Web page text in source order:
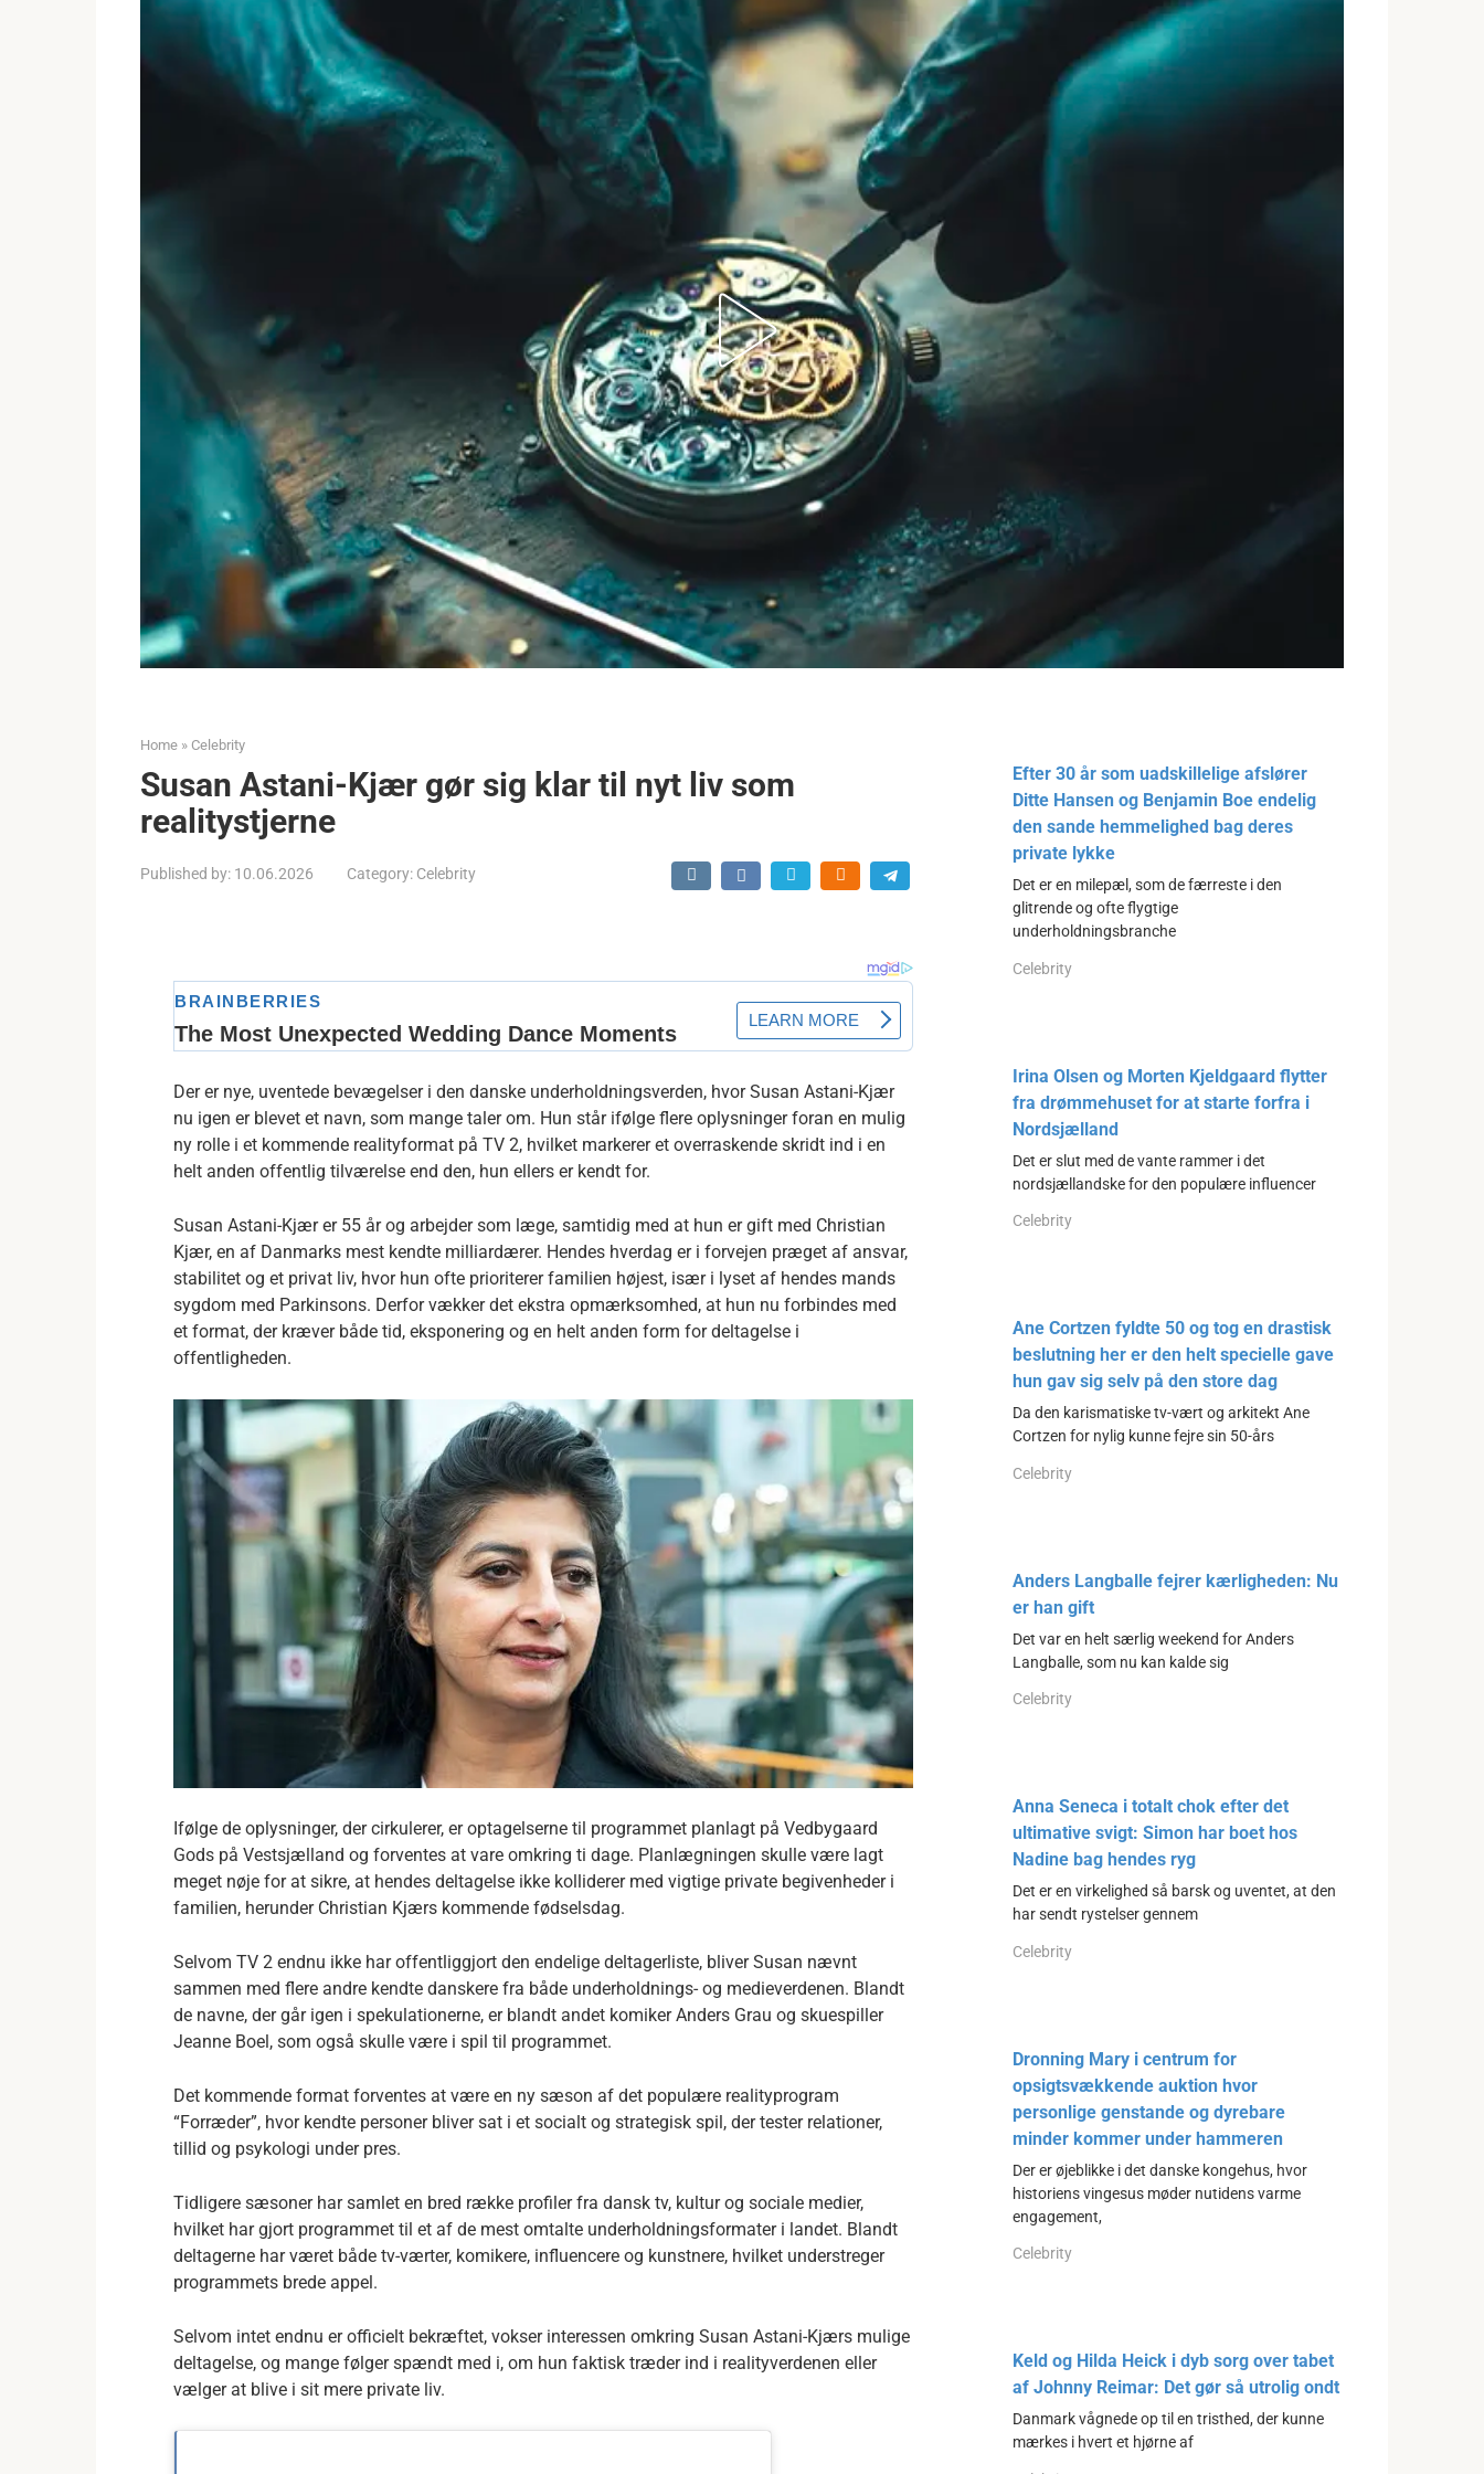
Home » Celebrity
Susan Astani-Kjær gør sig klar til nyt liv som
realitystjerne
Published by: 10.06.2026 Category: Celebrity
Der er nye, uventede bevægelser i den danske underholdningsverden, hvor Susan Astani-Kjær
nu igen er blevet et navn, som mange taler om. Hun står ifølge flere oplysninger foran en mulig
ny rolle i et kommende realityformat på TV 2, hvilket markerer et overraskende skridt ind i en
helt anden offentlig tilværelse end den, hun ellers er kendt for.
Susan Astani-Kjær er 55 år og arbejder som læge, samtidig med at hun er gift med Christian
Kjær, en af Danmarks mest kendte milliardærer. Hendes hverdag er i forvejen præget af ansvar,
stabilitet og et privat liv, hvor hun ofte prioriterer familien højest, især i lyset af hendes mands
sygdom med Parkinsons. Derfor vækker det ekstra opmærksomhed, at hun nu forbindes med
et format, der kræver både tid, eksponering og en helt anden form for deltagelse i
offentligheden.
Ifølge de oplysninger, der cirkulerer, er optagelserne til programmet planlagt på Vedbygaard
Gods på Vestsjælland og forventes at vare omkring ti dage. Planlægningen skulle være lagt
meget nøje for at sikre, at hendes deltagelse ikke kolliderer med vigtige private begivenheder i
familien, herunder Christian Kjærs kommende fødselsdag.
Selvom TV 2 endnu ikke har offentliggjort den endelige deltagerliste, bliver Susan nævnt
sammen med flere andre kendte danskere fra både underholdnings- og medieverdenen. Blandt
de navne, der går igen i spekulationerne, er blandt andet komiker Anders Grau og skuespiller
Jeanne Boel, som også skulle være i spil til programmet.
Det kommende format forventes at være en ny sæson af det populære realityprogram
“Forræder”, hvor kendte personer bliver sat i et socialt og strategisk spil, der tester relationer,
tillid og psykologi under pres.
Tidligere sæsoner har samlet en bred række profiler fra dansk tv, kultur og sociale medier,
hvilket har gjort programmet til et af de mest omtalte underholdningsformater i landet. Blandt
deltagerne har været både tv-værter, komikere, influencere og kunstnere, hvilket understreger
programmets brede appel.
Selvom intet endnu er officielt bekræftet, vokser interessen omkring Susan Astani-Kjærs mulige
deltagelse, og mange følger spændt med i, om hun faktisk træder ind i realityverdenen eller
vælger at blive i sit mere private liv.
Efter 30 år som uadskillelige afslører
Ditte Hansen og Benjamin Boe endelig
den sande hemmelighed bag deres
private lykke
Det er en milepæl, som de færreste i den
glitrende og ofte flygtige
underholdningsbranche
Celebrity
Irina Olsen og Morten Kjeldgaard flytter
fra drømmehuset for at starte forfra i
Nordsjælland
Det er slut med de vante rammer i det
nordsjællandske for den populære influencer
Celebrity
Ane Cortzen fyldte 50 og tog en drastisk
beslutning her er den helt specielle gave
hun gav sig selv på den store dag
Da den karismatiske tv-vært og arkitekt Ane
Cortzen for nylig kunne fejre sin 50-års
Celebrity
Anders Langballe fejrer kærligheden: Nu
er han gift
Det var en helt særlig weekend for Anders
Langballe, som nu kan kalde sig
Celebrity
Anna Seneca i totalt chok efter det
ultimative svigt: Simon har boet hos
Nadine bag hendes ryg
Det er en virkelighed så barsk og uventet, at den
har sendt rystelser gennem
Celebrity
Dronning Mary i centrum for
opsigtsvækkende auktion hvor
personlige genstande og dyrebare
minder kommer under hammeren
Der er øjeblikke i det danske kongehus, hvor
historiens vingesus møder nutidens varme
engagement,
Celebrity
Keld og Hilda Heick i dyb sorg over tabet
af Johnny Reimar: Det gør så utrolig ondt
Danmark vågnede op til en tristhed, der kunne
mærkes i hvert et hjørne af